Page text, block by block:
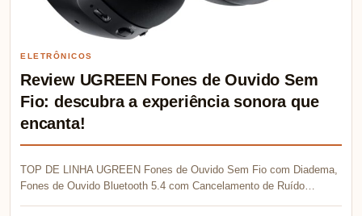
ELETRÔNICOS
Review UGREEN Fones de Ouvido Sem
Fio: descubra a experiência sonora que
encanta!
TOP DE LINHA UGREEN Fones de Ouvido Sem Fio com Diadema,
Fones de Ouvido Bluetooth 5.4 com Cancelamento de Ruído…